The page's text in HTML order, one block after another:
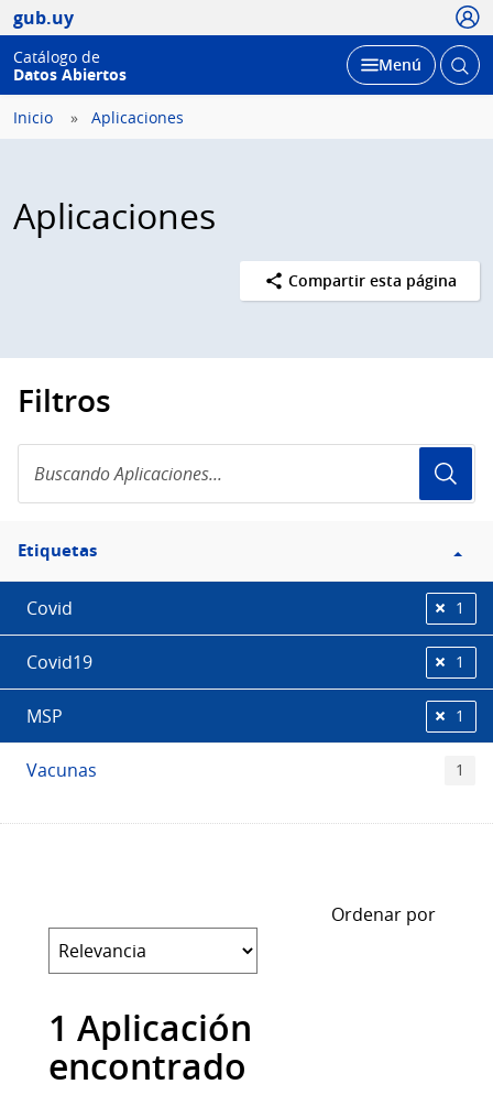
gub.uy
Catálogo de
Datos Abiertos
Desplegar
Menú Abrir
Inicio Aplicaciones
Aplicaciones
Compartir esta página
Filtros
Aplicaciones...
Filtro
Etiquetas
Etiquetas
Covid 1
Covid19 1
MSP 1
Vacunas 1
Ordenar por
1 Aplicación
encontrado